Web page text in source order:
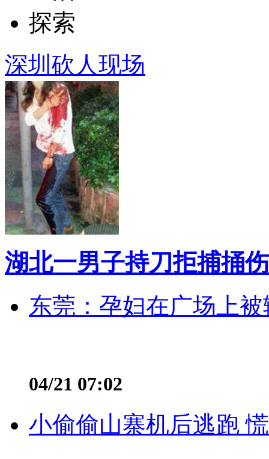
探索
深圳砍人现场
湖北一男子持刀拒捕捅
东莞：孕妇在广场上
04/21 07:02
小偷偷山寨机后逃跑